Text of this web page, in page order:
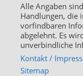
Alle Angaben
Handlungen, die
vorfindbaren
abgelehnt. Es
unverbindliche
Kontakt /
Sitemap